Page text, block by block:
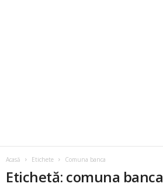
Acasă Etichete Comuna banca
Etichetă: comuna banca